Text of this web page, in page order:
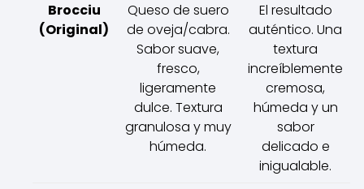
Brocciu
(Original)
Queso de suero
de oveja/cabra.
Sabor suave,
fresco,
ligeramente
dulce. Textura
granulosa y muy
húmeda.
El resultado
auténtico. Una
textura
increíblemente
cremosa,
húmeda y un
sabor
delicado e
inigualable.